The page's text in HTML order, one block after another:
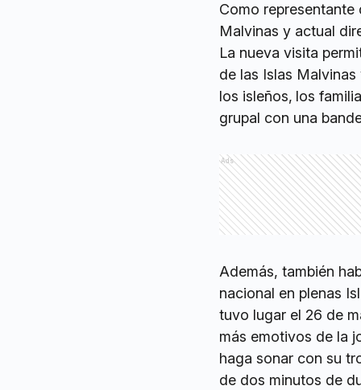
Como
Malvinas y actual
La nueva visita
de las Islas
los isleños, los
grupal con una
Ads
Además, también
nacional en plenas
tuvo lugar el 26 de
más emotivos de la
haga sonar con su
de dos minutos de